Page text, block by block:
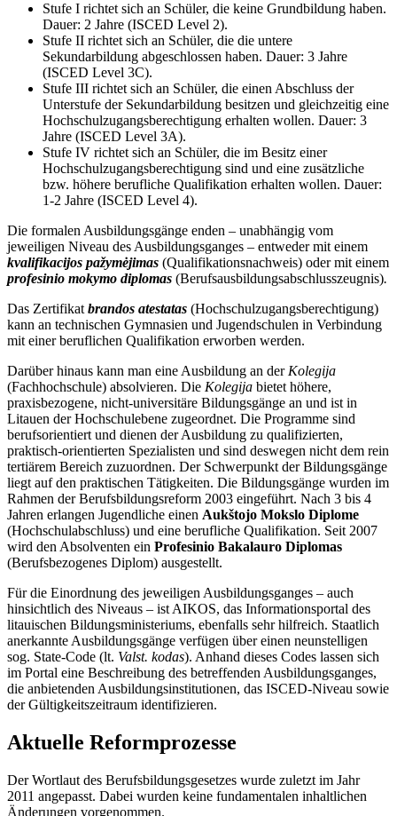
Stufe I richtet sich an Schüler, die keine Grundbildung haben.
Dauer: 2 Jahre (ISCED Level 2).
Stufe II richtet sich an Schüler, die die untere
Sekundarbildung abgeschlossen haben. Dauer: 3 Jahre
(ISCED Level 3C).
Stufe III richtet sich an Schüler, die einen Abschluss der
Unterstufe der Sekundarbildung besitzen und gleichzeitig eine
Hochschulzugangsberechtigung erhalten wollen. Dauer: 3
Jahre (ISCED Level 3A).
Stufe IV richtet sich an Schüler, die im Besitz einer
Hochschulzugangsberechtigung sind und eine zusätzliche
bzw. höhere berufliche Qualifikation erhalten wollen. Dauer:
1-2 Jahre (ISCED Level 4).
Die formalen Ausbildungsgänge enden – unabhängig vom
jeweiligen Niveau des Ausbildungsganges – entweder mit einem
kvalifikacijos pažymėjimas (Qualifikationsnachweis) oder mit einem
profesinio mokymo diplomas (Berufsausbildungsabschlusszeugnis).
Das Zertifikat brandos atestatas (Hochschulzugangsberechtigung)
kann an technischen Gymnasien und Jugendschulen in Verbindung
mit einer beruflichen Qualifikation erworben werden.
Darüber hinaus kann man eine Ausbildung an der Kolegija
(Fachhochschule) absolvieren. Die Kolegija bietet höhere,
praxisbezogene, nicht-universitäre Bildungsgänge an und ist in
Litauen der Hochschulebene zugeordnet. Die Programme sind
berufsorientiert und dienen der Ausbildung zu qualifizierten,
praktisch-orientierten Spezialisten und sind deswegen nicht dem rein
tertiärem Bereich zuzuordnen. Der Schwerpunkt der Bildungsgänge
liegt auf den praktischen Tätigkeiten. Die Bildungsgänge wurden im
Rahmen der Berufsbildungsreform 2003 eingeführt. Nach 3 bis 4
Jahren erlangen Jugendliche einen Aukštojo Mokslo Diplome
(Hochschulabschluss) und eine berufliche Qualifikation. Seit 2007
wird den Absolventen ein Profesinio Bakalauro Diplomas
(Berufsbezogenes Diplom) ausgestellt.
Für die Einordnung des jeweiligen Ausbildungsganges – auch
hinsichtlich des Niveaus – ist AIKOS, das Informationsportal des
litauischen Bildungsministeriums, ebenfalls sehr hilfreich. Staatlich
anerkannte Ausbildungsgänge verfügen über einen neunstelligen
sog. State-Code (lt. Valst. kodas). Anhand dieses Codes lassen sich
im Portal eine Beschreibung des betreffenden Ausbildungsganges,
die anbietenden Ausbildungsinstitutionen, das ISCED-Niveau sowie
der Gültigkeitszeitraum identifizieren.
Aktuelle Reformprozesse
Der Wortlaut des Berufsbildungsgesetzes wurde zuletzt im Jahr
2011 angepasst. Dabei wurden keine fundamentalen inhaltlichen
Änderungen vorgenommen.